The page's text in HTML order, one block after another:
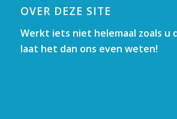
OVER DEZE SITE
Werkt iets niet helemaal zoals u
laat het dan ons even weten!